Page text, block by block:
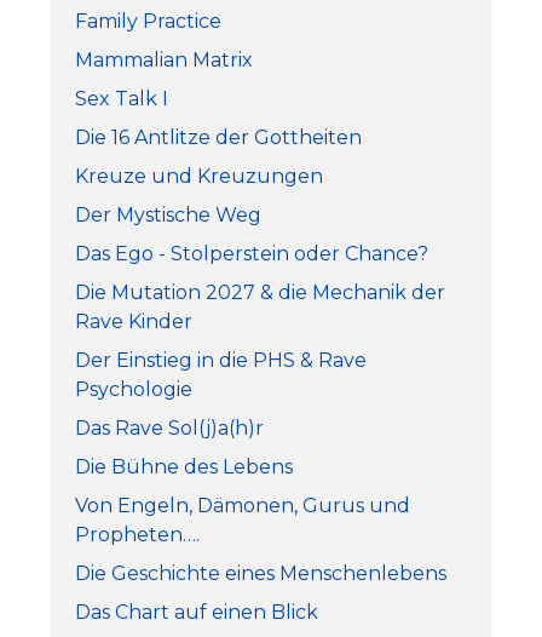
Family Practice
Mammalian Matrix
Sex Talk I
Die 16 Antlitze der Gottheiten
Kreuze und Kreuzungen
Der Mystische Weg
Das Ego - Stolperstein oder Chance?
Die Mutation 2027 & die Mechanik der
Rave Kinder
Der Einstieg in die PHS & Rave
Psychologie
Das Rave Sol(j)a(h)r
Die Bühne des Lebens
Von Engeln, Dämonen, Gurus und
Propheten….
Die Geschichte eines Menschenlebens
Das Chart auf einen Blick